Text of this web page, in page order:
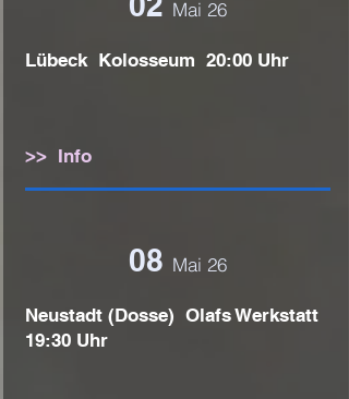
Mai 26
Lübeck Kolosseum 20:00 Uhr
>> Info
08 Mai 26
Neustadt (Dosse) Olafs Werkstatt
19:30 Uhr